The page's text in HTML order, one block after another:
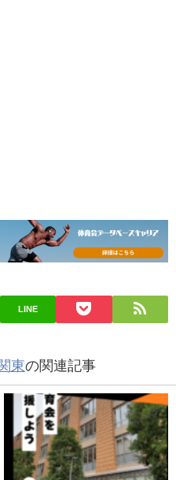
LINE
東の関連記事